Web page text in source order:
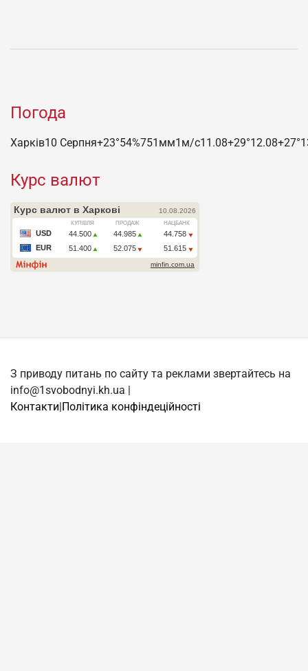
Погода
Харків10 Серпня+23°54%751 мм1 м/c11.08+29°12.08+27°
Курс валют
З приводу питань по сайту та реклами звертайтесь на
info@1svobodnyi.kh.ua |
Контакти Політика конфіндеційності